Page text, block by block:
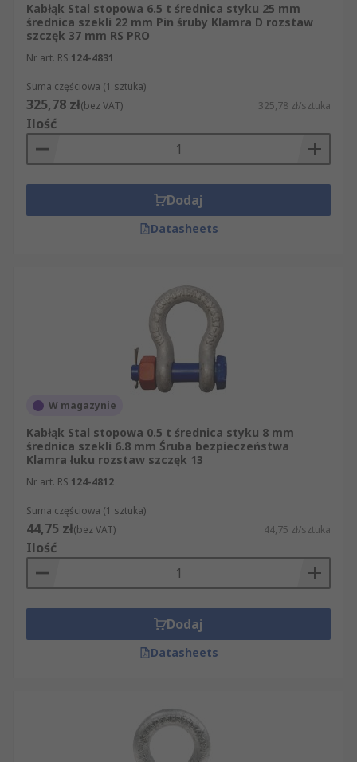
Kabłąk Stal stopowa 6.5 t średnica styku 25 mm
średnica szekli 22 mm Pin śruby Klamra D rozstaw
szczęk 37 mm RS PRO
Nr art. RS 124-4831
Suma częściowa (1 sztuka)
325,78 zł(bez VAT) 325,78 zł/sztuka
Ilość
Dodaj
Datasheets
W magazynie
Kabłąk Stal stopowa 0.5 t średnica styku 8 mm
średnica szekli 6.8 mm Śruba bezpieczeństwa
Klamra łuku rozstaw szczęk 13
Nr art. RS 124-4812
Suma częściowa (1 sztuka)
44,75 zł(bez VAT) 44,75 zł/sztuka
Ilość
Dodaj
Datasheets